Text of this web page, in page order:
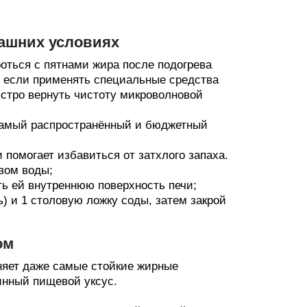
условиях
с пятнами жира после подогрева
применять специальные средства
вернуть чистоту микроволновой
распространённый и бюджетный
избавиться от затхлого запаха.
воды;
ей внутреннюю поверхность печи;
и 1 столовую ложку соды, затем закрой
даже самые стойкие жирные
пищевой уксус.